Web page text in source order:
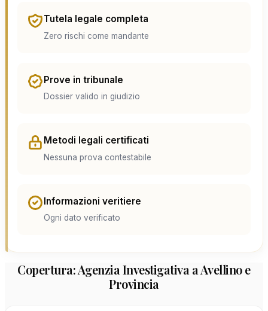
Tutela legale completa
Zero rischi come mandante
Prove in tribunale
Dossier valido in giudizio
Metodi legali certificati
Nessuna prova contestabile
Informazioni veritiere
Ogni dato verificato
Copertura: Agenzia Investigativa a Avellino e
Provincia